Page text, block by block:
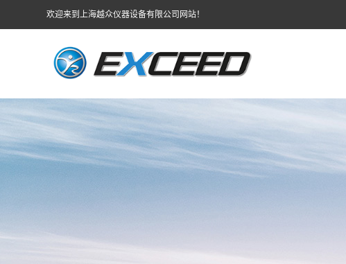
欢迎来到上海越众仪器设备有限公司网站！